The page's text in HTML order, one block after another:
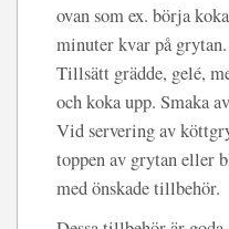
ovan som ex. börja
minuter kvar på grytan.
Tillsätt grädde, gelé,
och koka upp. Smaka
Vid servering av
toppen av grytan eller
med önskade tillbehör.